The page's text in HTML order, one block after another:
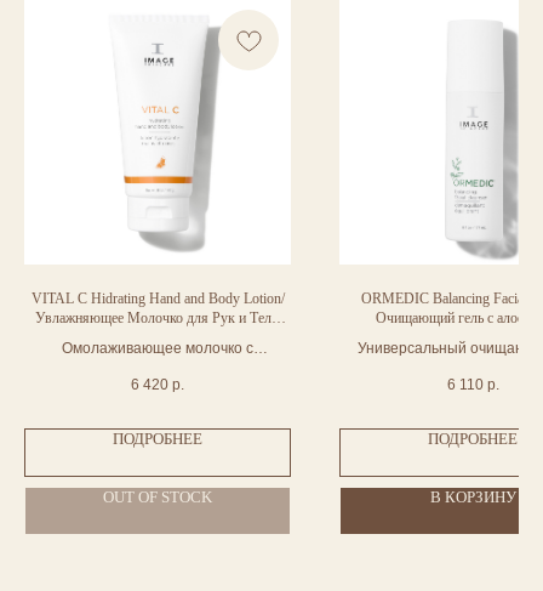
VITAL C Hidrating Hand and Body Lotion/
Увлажняющее Молочко для Рук и Тела,
Омолаживающее молочко с
питательных масел
6 420 р.
ПОДРОБНЕЕ
OUT OF STOCK
ORMEDIC Balancing Facial
Очищающий гель с алое
Универсальный
тонизирует кожу.
6 110 р.
ПОДРОБНЕЕ
В КОРЗИНУ